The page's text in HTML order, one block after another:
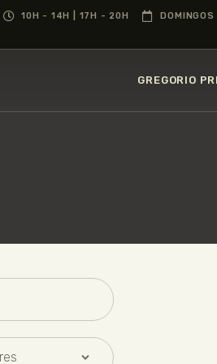
10H - 14H | 17H - 20H
GREGORIO